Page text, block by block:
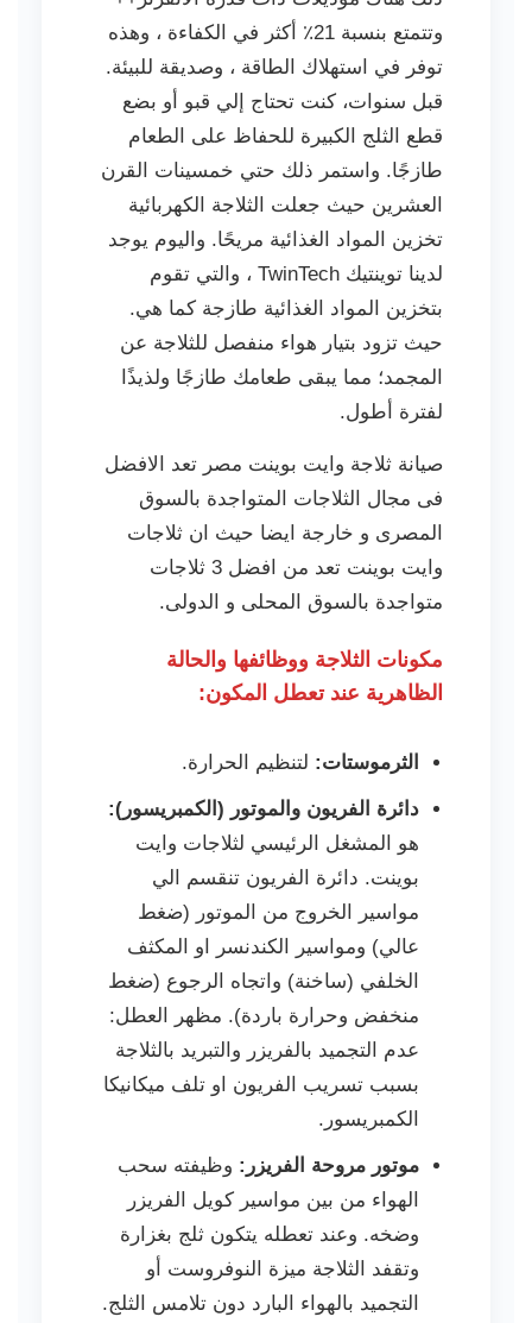
وتتمتع بنسبة 21٪ أكثر في الكفاءة ، وهذه
توفر في استهلاك الطاقة ، وصديقة للبيئة.
قبل سنوات، كنت تحتاج إلي قبو أو بضع
قطع الثلج الكبيرة للحفاظ على الطعام
طازجًا. واستمر ذلك حتي خمسينات القرن
العشرين حيث جعلت الثلاجة الكهربائية
تخزين المواد الغذائية مريحًا. واليوم يوجد
لدينا توينتيك TwinTech ، والتي تقوم
بتخزين المواد الغذائية طازجة كما هي.
حيث تزود بتيار هواء منفصل للثلاجة عن
المجمد؛ مما يبقى طعامك طازجًا ولذيذًا
لفترة أطول.
صيانة ثلاجة وايت بوينت مصر تعد الافضل
فى مجال الثلاجات المتواجدة بالسوق
المصرى و خارجة ايضا حيث ان ثلاجات
وايت بوينت تعد من افضل 3 ثلاجات
متواجدة بالسوق المحلى و الدولى.
مكونات الثلاجة ووظائفها والحالة
الظاهرية عند تعطل المكون:
الثرموستات: لتنظيم الحرارة.
دائرة الفريون والموتور (الكمبريسور):
هو المشغل الرئيسي لثلاجات وايت
بوينت. دائرة الفريون تنقسم الي
مواسير الخروج من الموتور (ضغط
عالي) ومواسير الكندنسر او المكثف
الخلفي (ساخنة) واتجاه الرجوع (ضغط
منخفض وحرارة باردة). مظهر العطل:
عدم التجميد بالفريزر والتبريد بالثلاجة
بسبب تسريب الفريون او تلف ميكانيكا
الكمبريسور.
موتور مروحة الفريزر: وظيفته سحب
الهواء من بين مواسير كويل الفريزر
وضخه. وعند تعطله يتكون ثلج بغزارة
وتقفد الثلاجة ميزة النوفروست أو
التجميد بالهواء البارد دون تلامس الثلج.